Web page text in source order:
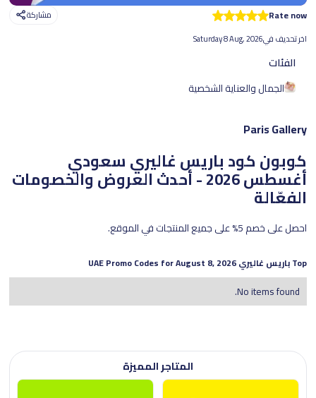
Rate now
مشاركة
اخر تحديف فيSaturday 8 Aug, 2026
الفئات
الجمال والعناية الشخصية
Paris Gallery
كوبون كود باريس غاليري سعودي
أغسطس 2026 - أحدث العروض والخصومات
الفعّالة
احصل على خصم 5% على جميع المنتجات في الموقع.
Topباريس غاليريUAE Promo Codes for
August 8, 2026
No items found.
المتاجر المميزة